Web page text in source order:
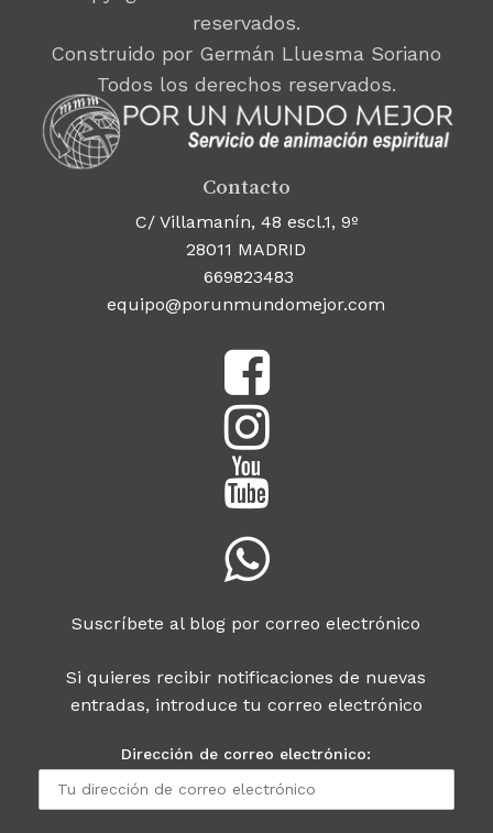
reservados.
Construido por Germán Lluesma Soriano
Todos los derechos reservados.
Contacto
C/ Villamanín, 48 escl.1, 9º
28011 MADRID
669823483
equipo@porunmundomejor.com
Suscríbete al blog por correo electrónico
Si quieres recibir notificaciones de nuevas
entradas, introduce tu correo electrónico
Dirección de correo electrónico: